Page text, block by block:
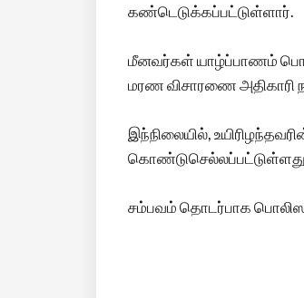
கண்டெடுக்கப்பட்டுள்ளார்.
மீனவர்கள் யாழ்ப்பாணம்
மரண விசாரணை அதிகாரி
இந்நிலையில்,
சம்பவம் தொடர்பாக